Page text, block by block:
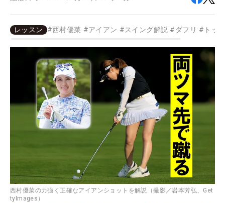
レッスン #西村優菜 #アイアン #スイング解説 # ダフリ # トッ
西村優菜の力強く正確なアイアンショットを解説（撮影／岩本芳弘、Get
tyImages）